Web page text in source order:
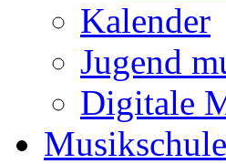
Kalender
Jugend
Digitale
Musikschule